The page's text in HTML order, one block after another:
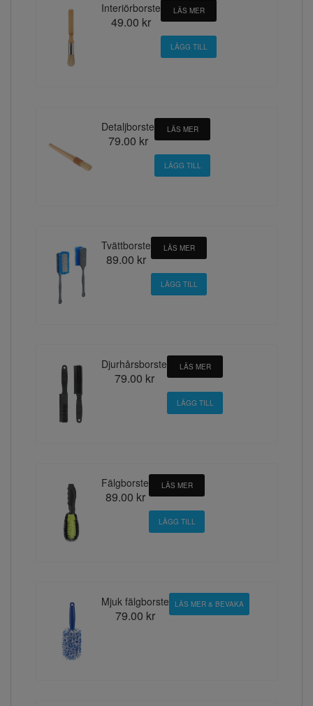
Interiörborste
49.00 kr
LÄS MER
Detaljborste
79.00 kr
LÄS MER
Tvättborste
89.00 kr
LÄS MER
Djurhårsborste
79.00 kr
LÄS MER
Fälgborste
89.00 kr
LÄS MER
Mjuk fälgborste
79.00 kr
LÄS MER & BEVAKA